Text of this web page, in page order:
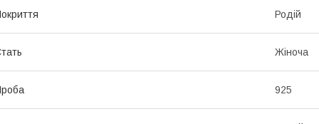
Родій
Жіноча
925